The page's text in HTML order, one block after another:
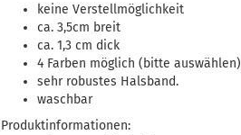
keine Verstellmöglichkeit
ca. 3,5cm breit
ca. 1,3 cm dick
4 Farben möglich (bitte auswählen)
sehr robustes Halsband.
waschbar
Produktinformationen: